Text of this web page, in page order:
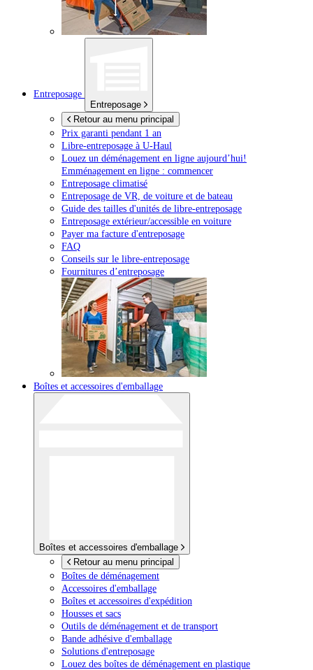
Entreposage
Entreposage
Retour au menu principal
Prix garanti pendant 1 an
Libre-entreposage à U-Haul
Louez un déménagement en ligne aujourd’hui!
Emménagement en ligne : commencer
Entreposage climatisé
Entreposage de VR, de voiture et de bateau
Guide des tailles d'unités de libre-entreposage
Entreposage extérieur/accessible en voiture
Payer ma facture d'entreposage
FAQ
Conseils sur le libre-entreposage
Fournitures d’entreposage
Boîtes et accessoires d'emballage
Boîtes et accessoires d'emballage
Retour au menu principal
Boîtes de déménagement
Accessoires d'emballage
Boîtes et accessoires d'expédition
Housses et sacs
Outils de déménagement et de transport
Bande adhésive d'emballage
Solutions d'entreposage
Louez des boîtes de déménagement en plastique